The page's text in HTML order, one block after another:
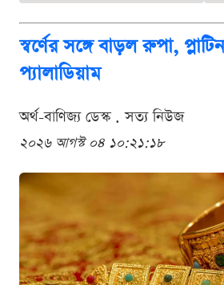
স্বর্ণের সঙ্গে বাড়ল রুপা,
প্যালাডিয়াম
অর্থ-বাণিজ্য ডেস্ক . সত্য নিউজ
২০২৬ আগস্ট ০৪ ১০:২১:১৮